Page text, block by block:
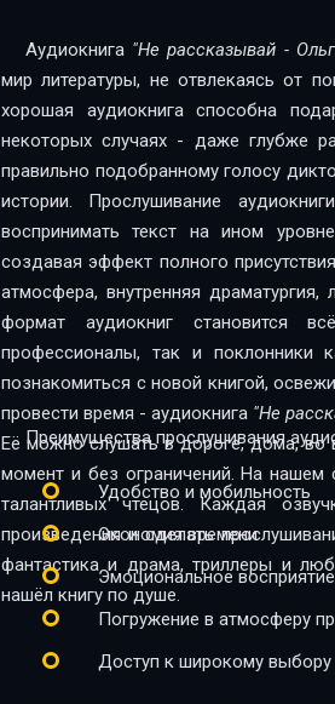
Глава_13
Глава_15
Глава_16
Глава_17
Глава_18
Глава_19
Глава_20
Глава_22
Глава_24
Глава_25
Аудиокнига "Не рассказывай -
мир литературы, не отвлекаясь от
хорошая аудиокнига способна
некоторых случаях - даже глубже
правильно подобранному голосу
истории. Прослушивание
воспринимать текст на ином
создавая эффект полного
атмосфера, внутренняя
формат аудиокниг становится
профессионалы, так и поклонники качественной
познакомиться с новой книгой,
провести время - аудиокнига "Не
Её можно слушать в дороге, дома, во
момент и без ограничений. На нашем
талантливых чтецов. Каждая
произведения и сделать
фантастика и драма, триллеры и
нашёл книгу по душе.
Преимущества прослушивания
Удобство и мобильность
Экономия времени
Эмоциональное восприятие
Погружение в атмосферу
Доступ к широкому выбору